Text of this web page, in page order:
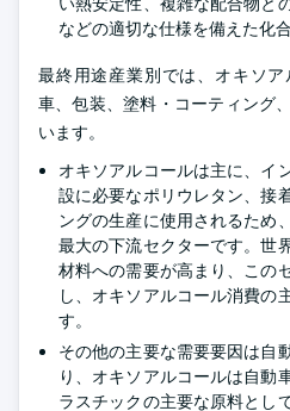
などの適切な仕様を備えた化
最終用途産業別では、オキソ
車、包装、塗料・コーティング
います。
オキソアルコールは主に、イ
設に必要なポリウレタン、接
ングの生産に使用されるため
最大の下流セクターです。世
材料への需要が高まり、この
し、オキソアルコール消費の
す。
その他の主要な需要要因は自
り、オキソアルコールは自動
ラスチックの主要な原料とし